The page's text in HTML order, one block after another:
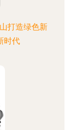
打造绿色新
时代